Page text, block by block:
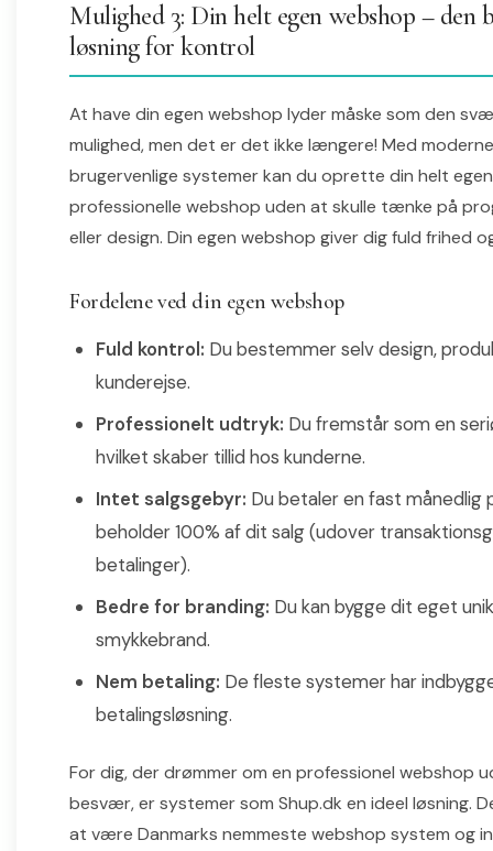
Mulighed 3: Din helt egen webshop – den
løsning for kontrol
At have din egen webshop lyder måske som den
mulighed, men det er det ikke længere! Med
brugervenlige systemer kan du oprette din helt
professionelle webshop uden at skulle tænke på
eller design. Din egen webshop giver dig fuld frihed
Fordelene ved din egen webshop
Fuld kontrol: Du bestemmer selv design,
kunderejse.
Professionelt udtryk: Du fremstår som en
hvilket skaber tillid hos kunderne.
Intet salgsgebyr: Du betaler en fast månedlig
beholder 100% af dit salg (udover
betalinger).
Bedre for branding: Du kan bygge dit eget
smykkebrand.
Nem betaling: De fleste systemer har
betalingsløsning.
For dig, der drømmer om en professionel webshop
besvær, er systemer som Shup.dk en ideel løsning.
at være Danmarks nemmeste webshop system og